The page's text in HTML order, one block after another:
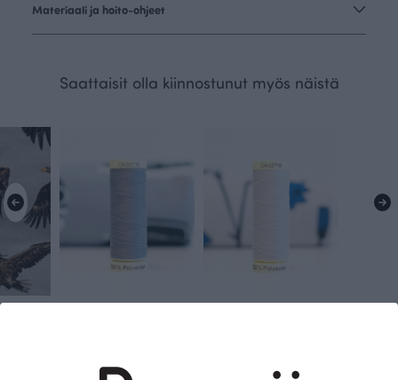
Materiaali ja hoito-ohjeet
Saattaisit olla kiinnostunut myös näistä